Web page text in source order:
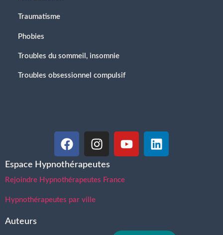
Traumatisme
Phobies
Troubles du sommeil, insomnie
Troubles obsessionnel compulsif
Espace Hypnothérapeutes
Rejoindre Hypnothérapeutes France
Hypnothérapeutes par ville
Auteurs